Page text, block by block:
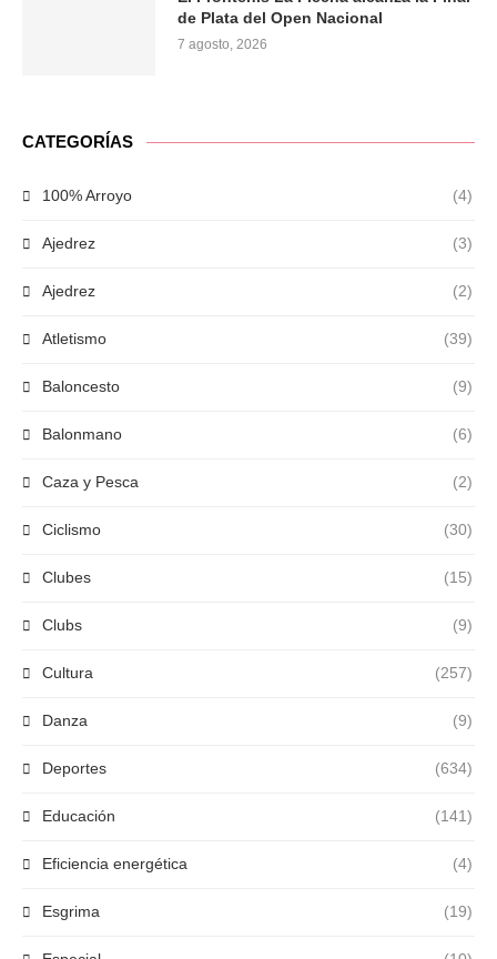
de Plata del Open Nacional
7 agosto, 2026
CATEGORÍAS
100% Arroyo (4)
Ajedrez (3)
Ajedrez (2)
Atletismo (39)
Baloncesto (9)
Balonmano (6)
Caza y Pesca (2)
Ciclismo (30)
Clubes (15)
Clubs (9)
Cultura (257)
Danza (9)
Deportes (634)
Educación (141)
Eficiencia energética (4)
Esgrima (19)